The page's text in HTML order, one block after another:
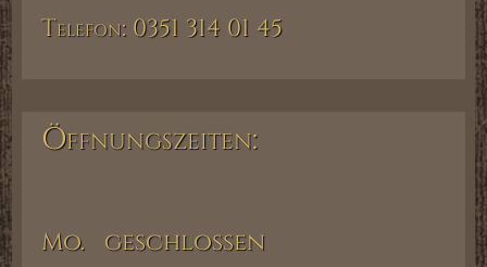
Telefon: 0351 314 01 45
Öffnungszeiten:
Mo. geschlossen